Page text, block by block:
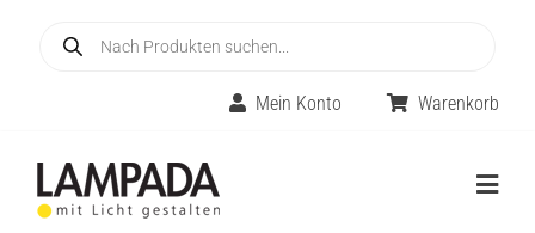
search
Mein Konto Warenkorb